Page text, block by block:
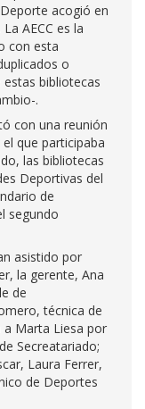
acogió en
AECC es la
con esta
o
bibliotecas
.
con una reunión
que participaba
las bibliotecas
Deportivas del
de
segundo
asistido por
la gerente, Ana
de
técnica de
a Marta Liesa por
Secreatariado;
Laura Ferrer,
de Deportes